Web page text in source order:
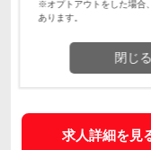
設立：2009年9月／従業員数
求人詳細を見
※オプトアウトをした場合
あります。
閉じる